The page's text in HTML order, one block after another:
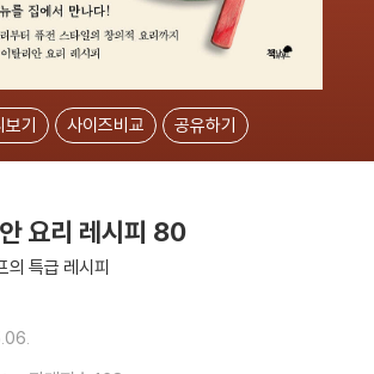
보기 사이즈비교 공유하기
요리 레시피 80
의 특급 레시피